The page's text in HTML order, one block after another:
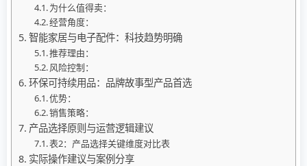
为什么值得卖：
经营角度：
智能家居与电子配件：科技趋势明确
推荐理由：
风险控制：
环保可持续用品：品牌故事型产品首选
优势：
销售策略：
产品选择原则与运营逻辑建议
表2：产品选择关键维度对比表
实际操作建议与案例分享